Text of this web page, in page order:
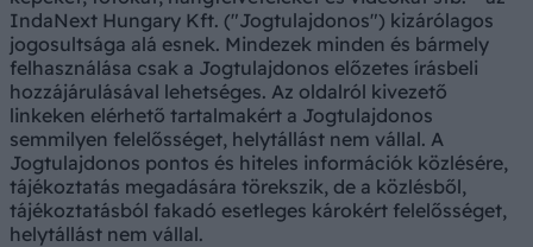
IndaNext Hungary Kft. ("Jogtulajdonos") kizárólagos
jogosultsága alá esnek. Mindezek minden és bármely
felhasználása csak a Jogtulajdonos előzetes írásbeli
hozzájárulásával lehetséges. Az oldalról kivezető
linkeken elérhető tartalmakért a Jogtulajdonos
semmilyen felelősséget, helytállást nem vállal. A
Jogtulajdonos pontos és hiteles információk közlésére,
tájékoztatás megadására törekszik, de a közlésből,
tájékoztatásból fakadó esetleges károkért felelősséget,
helytállást nem vállal.